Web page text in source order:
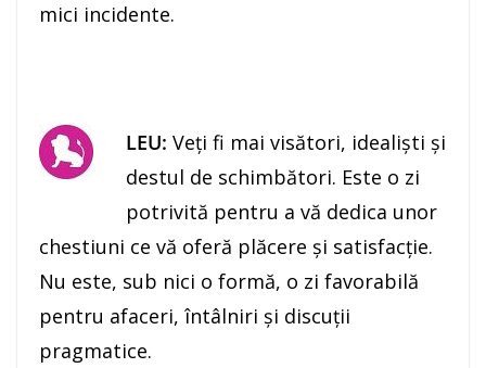
mici incidente.
LEU: Veţi fi mai visători, idealişti şi
destul de schimbători. Este o zi
potrivită pentru a vă dedica unor
chestiuni ce vă oferă plăcere şi satisfacţie.
Nu este, sub nici o formă, o zi favorabilă
pentru afaceri, întâlniri şi discuţii
pragmatice.